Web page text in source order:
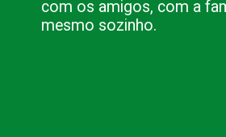
com os amigos, com a
mesmo sozinho.